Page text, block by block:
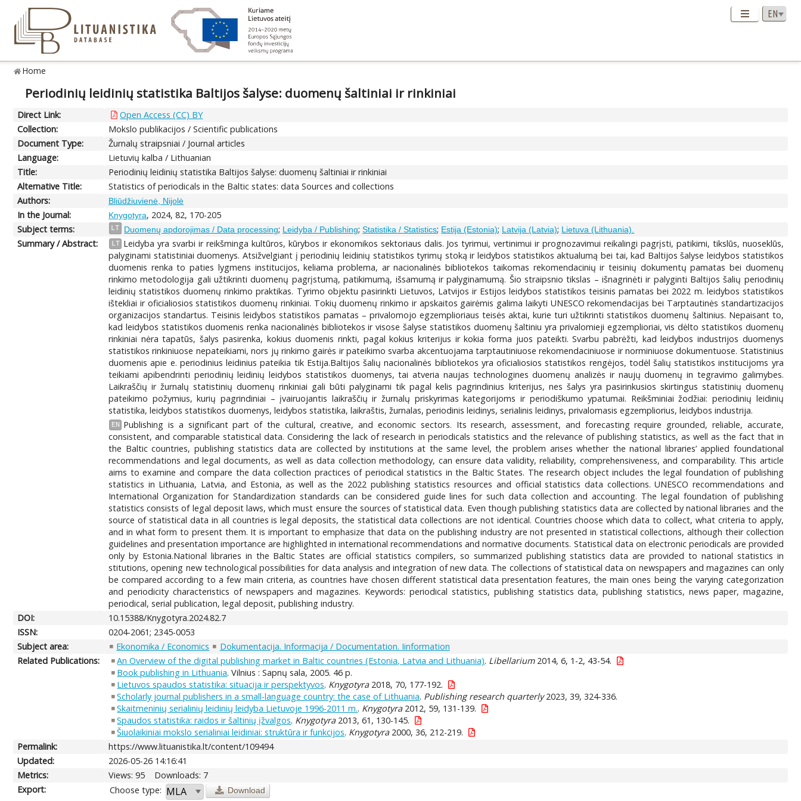
Home
Periodinių leidinių statistika Baltijos šalyse: duomenų šaltiniai ir rinkiniai
Direct Link:
Open Access (CC) BY
Collection:
Mokslo publikacijos / Scientific publications
Document Type:
Žurnalų straipsniai / Journal articles
Language:
Lietuvių kalba / Lithuanian
Title:
Periodinių leidinių statistika Baltijos šalyse: duomenų šaltiniai ir rinkiniai
Alternative Title:
Statistics of periodicals in the Baltic states: data Sources and collections
Authors:
Bliūdžiuvienė, Nijolė
In the Journal: Knygotyra, 2024, 82, 170-205
Subject terms:
LT Duomenų apdorojimas / Data processing; Leidyba / Publishing;Statistika / Statistics; Estija (Estonia); Latvija (Latvia); Lietuva (Lithuania).
Summary / Abstract: LT Leidyba yra svarbi ir reikšminga kultūros, kūrybos ir ekonomikos sektoriaus dalis. Jos tyrimui, vertinimui ir prognozavimui reikalingi pagrįsti, patikimi, tikslūs, nuoseklūs,
palyginami statistiniai duomenys. Atsižvelgiant į periodinių leidinių statistikos tyrimų stoką ir leidybos statistikos aktualumą bei tai, kad Baltijos šalyse leidybos statistikos
duomenis renka to paties lygmens institucijos, keliama problema, ar nacionalinės bibliotekos taikomas rekomendacinių ir teisinių dokumentų pamatas bei duomenų
rinkimo metodologija gali užtikrinti duomenų pagrįstumą, patikimumą, išsamumą ir palyginamumą. Šio straipsnio tikslas – išnagrinėti ir palyginti Baltijos šalių periodinių
leidinių statistikos duomenų rinkimo praktikas. Tyrimo objektu pasirinkti Lietuvos, Latvijos ir Estijos leidybos statistikos teisinis pamatas bei 2022 m. leidybos statistikos
ištekliai ir oficialiosios statistikos duomenų rinkiniai. Tokių duomenų rinkimo ir apskaitos gairėmis galima laikyti UNESCO rekomendacijas bei Tarptautinės standartizacijos
organizacijos standartus. Teisinis leidybos statistikos pamatas – privalomojo egzemplioriaus teisės aktai, kurie turi užtikrinti statistikos duomenų šaltinius. Nepaisant to,
kad leidybos statistikos duomenis renka nacionalinės bibliotekos ir visose šalyse statistikos duomenų šaltiniu yra privalomieji egzemplioriai, vis dėlto statistikos duomenų
rinkiniai nėra tapatūs, šalys pasirenka, kokius duomenis rinkti, pagal kokius kriterijus ir kokia forma juos pateikti. Svarbu pabrėžti, kad leidybos industrijos duomenys
statistikos rinkiniuose nepateikiami, nors jų rinkimo gairės ir pateikimo svarba akcentuojama tarptautiniuose rekomendaciniuose ir norminiuose dokumentuose. Statistinius
duomenis apie e. periodinius leidinius pateikia tik Estija.Baltijos šalių nacionalinės bibliotekos yra oficialiosios statistikos rengėjos, todėl šalių statistikos institucijoms yra
teikiami apibendrinti periodinių leidinių leidybos statistikos duomenys, tai atveria naujas technologines duomenų analizės ir naujų duomenų in tegravimo galimybes.
Laikraščių ir žurnalų statistinių duomenų rinkiniai gali būti palyginami tik pagal kelis pagrindinius kriterijus, nes šalys yra pasirinkusios skirtingus statistinių duomenų
pateikimo požymius, kurių pagrindiniai – įvairuojantis laikraščių ir žurnalų priskyrimas kategorijoms ir periodiškumo ypatumai. Reikšminiai žodžiai: periodinių leidinių
statistika, leidybos statistikos duomenys, leidybos statistika, laikraštis, žurnalas, periodinis leidinys, serialinis leidinys, privalomasis egzempliorius, leidybos industrija.
EN
Publishing is a significant part of the cultural, creative, and economic sectors. Its research, assessment, and forecasting require grounded, reliable, accurate,
consistent, and comparable statistical data. Considering the lack of research in periodicals statistics and the relevance of publishing statistics, as well as the fact that in
the Baltic countries, publishing statistics data are collected by institutions at the same level, the problem arises whether the national libraries’ applied foundational
recommendations and legal documents, as well as data collection methodology, can ensure data validity, reliability, comprehensiveness, and comparability. This article
aims to examine and compare the data collection practices of periodical statistics in the Baltic States. The research object includes the legal foundation of publishing
statistics in Lithuania, Latvia, and Estonia, as well as the 2022 publishing statistics resources and official statistics data collections. UNESCO recommendations and
International Organization for Standardization standards can be considered guide lines for such data collection and accounting. The legal foundation of publishing
statistics consists of legal deposit laws, which must ensure the sources of statistical data. Even though publishing statistics data are collected by national libraries and the
source of statistical data in all countries is legal deposits, the statistical data collections are not identical. Countries choose which data to collect, what criteria to apply,
and in what form to present them. It is important to emphasize that data on the publishing industry are not presented in statistical collections, although their collection
guidelines and presentation importance are highlighted in international recommendations and normative documents. Statistical data on electronic periodicals are provided
only by Estonia.National libraries in the Baltic States are official statistics compilers, so summarized publishing statistics data are provided to national statistics in
stitutions, opening new technological possibilities for data analysis and integration of new data. The collections of statistical data on newspapers and magazines can only
be compared according to a few main criteria, as countries have chosen different statistical data presentation features, the main ones being the varying categorization
and periodicity characteristics of newspapers and magazines. Keywords: periodical statistics, publishing statistics data, publishing statistics, news paper, magazine,
periodical, serial publication, legal deposit, publishing industry.
DOI:
10.15388/Knygotyra.2024.82.7
ISSN:
0204-2061; 2345-0053
Subject area:
Ekonomika / Economics
Dokumentacija. Informacija / Documentation. Iinformation
Related Publications:
An Overview of the digital publishing market in Baltic countries (Estonia, Latvia and Lithuania). Libellarium2014, 6, 1-2, 43-54.
Book publishing in Lithuania. Vilnius : Sapnų sala, 2005. 46 p.
Lietuvos spaudos statistika: situacija ir perspektyvos. Knygotyra2018, 70, 177-192.
Scholarly journal publishers in a small-language country: the case of Lithuania. Publishing research quarterly2023, 39, 324-336.
Skaitmeninių serialinių leidinių leidyba Lietuvoje 1996-2011 m.. Knygotyra2012, 59, 131-139.
Spaudos statistika: raidos ir šaltinių įžvalgos. Knygotyra2013, 61, 130-145.
Šiuolaikiniai mokslo serialiniai leidiniai: struktūra ir funkcijos. Knygotyra2000, 36, 212-219.
Permalink:
https://www.lituanistika.lt/content/109494
Updated:
2026-05-26 14:16:41
Metrics:
Views: 95
Downloads: 7
Export:
Choose type: Download